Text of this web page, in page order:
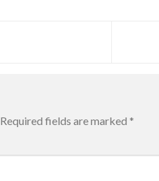
Required fields are marked *